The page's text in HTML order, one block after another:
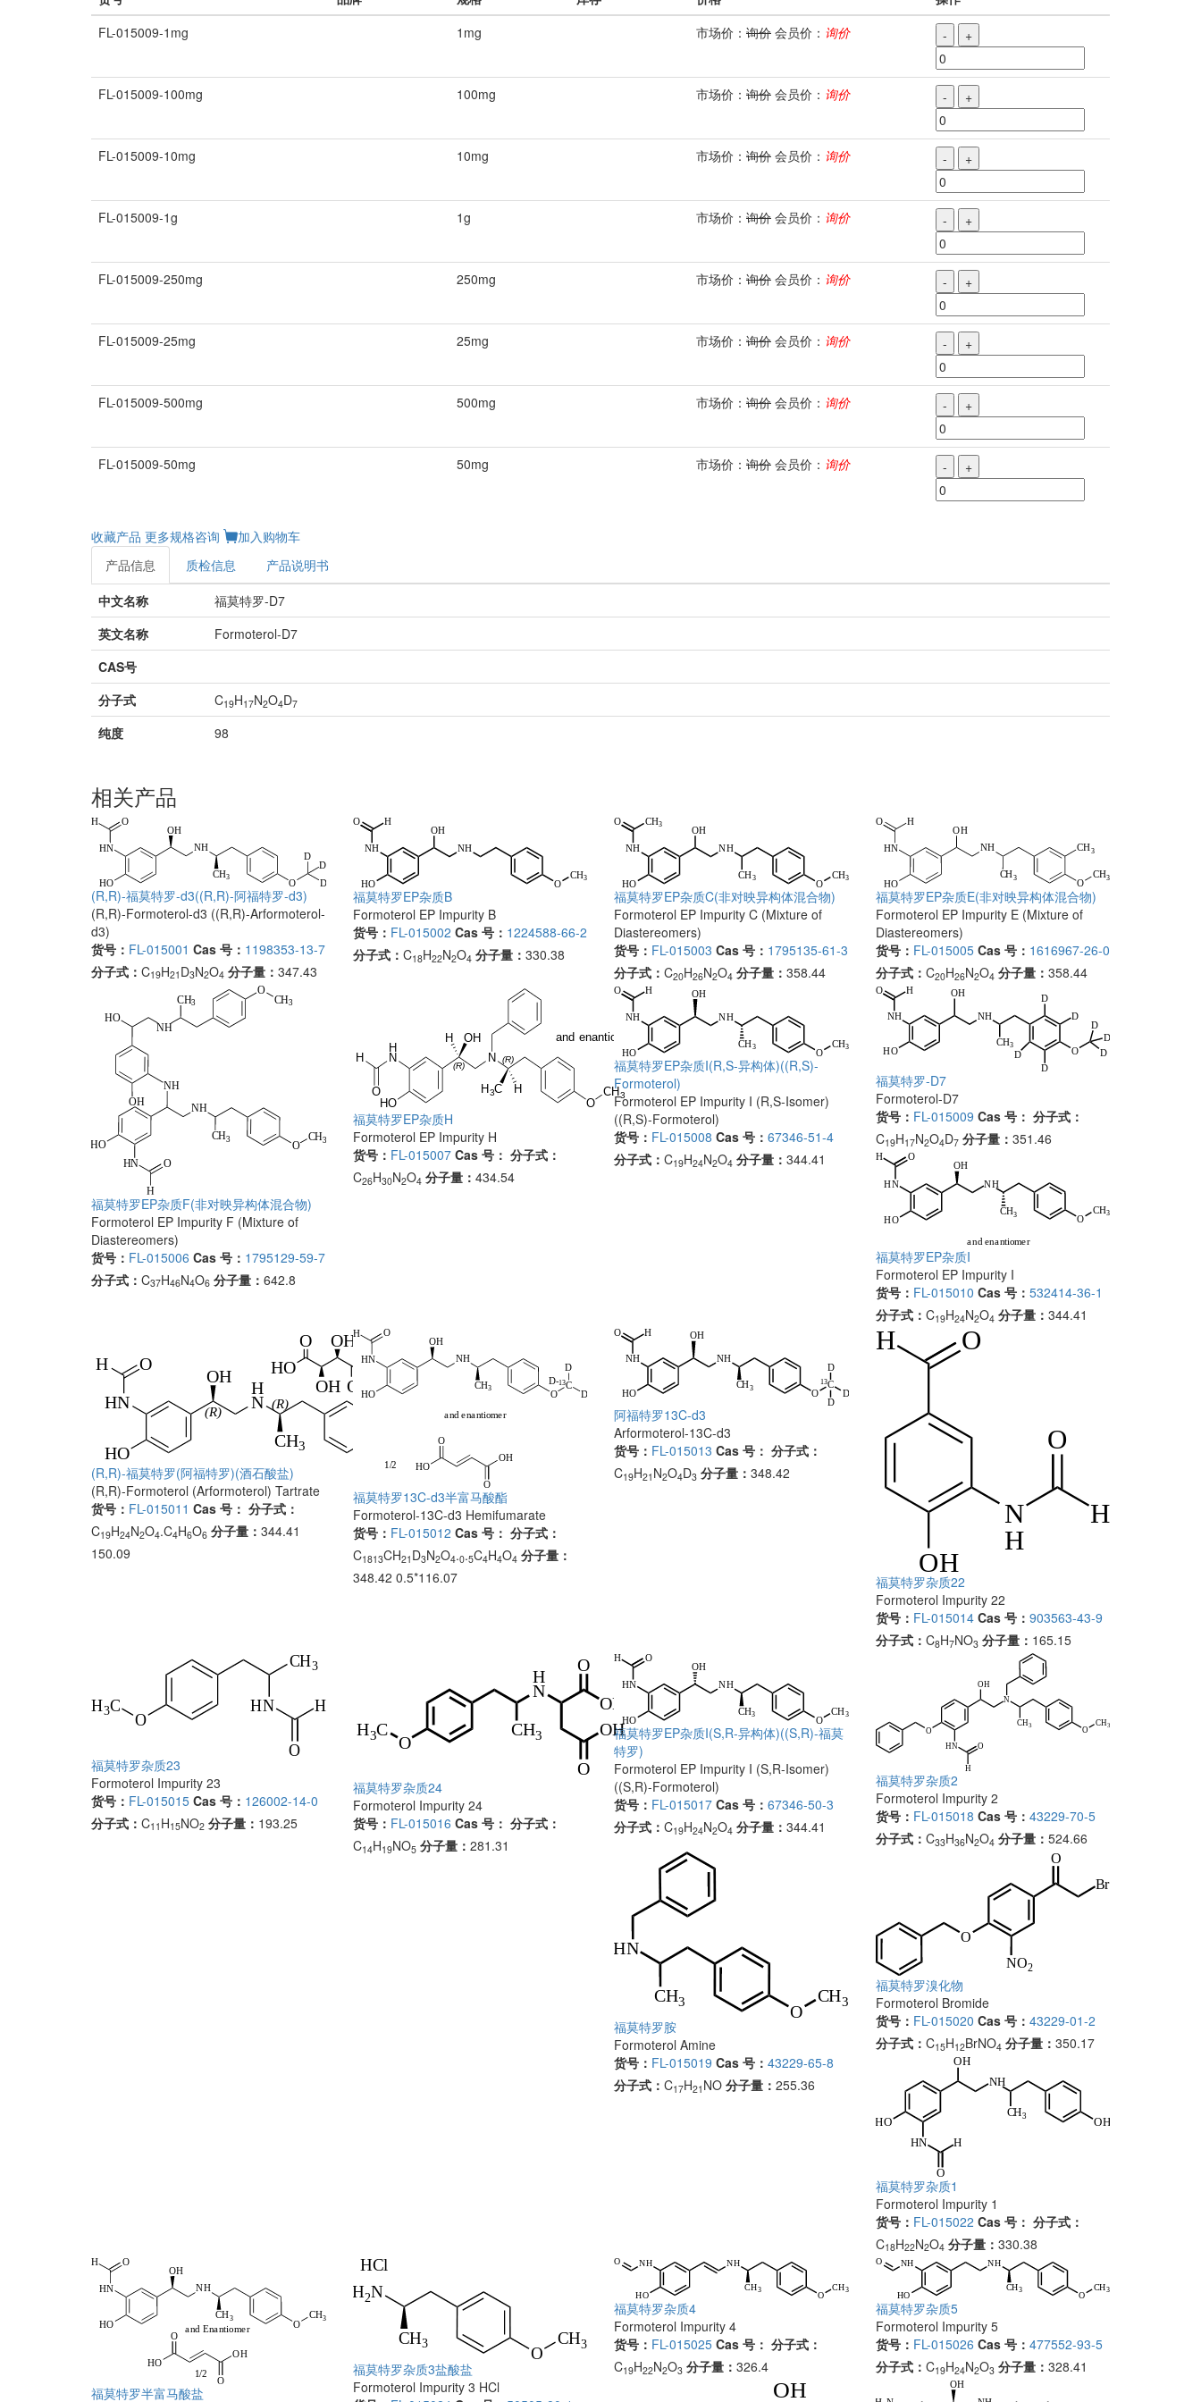
FL-015009-1mg
1mg 市场价： 询价 会员价： 询价 - +
FL-015009-100mg 100mg 市场价： 询价 会员价： 询价 - +
FL-015009-10mg 10mg 市场价： 询价 会员价： 询价 - +
FL-015009-1g 1g 市场价： 询价 会员价： 询价 - +
FL-015009-250mg 250mg 市场价： 询价 会员价： 询价 - +
FL-015009-25mg 25mg 市场价： 询价 会员价： 询价 - +
FL-015009-500mg 500mg 市场价： 询价 会员价： 询价 - +
FL-015009-50mg 50mg 市场价： 询价 会员价： 询价 - +
收藏产品 更多规格咨询
加入购物车
产品信息
质检信息
产品说明书
中文名称
福莫特罗-D7
英文名称
Formoterol-D7
CAS号
分子式
C19H17N2O4D7
纯度 98
相关产品
(R,R)-福莫特罗-d3((R,R)-阿福特罗-d3)
(R,R)-Formoterol-d3 ((R,R)-Arformoterol-
d3)
货号： FL-015001 Cas 号： 1198353-13-7
分子式： C19H21 D3N2O4 分子量： 347.43
福莫特罗EP杂质B
Formoterol EP Impurity B
货号： FL-015002 Cas 号： 1224588-66-2
分子式： C18H22N2O4 分子量： 330.38
福莫特罗EP杂质C(非对映异构体混合物)
Formoterol EP Impurity C (Mixture of
Diastereomers)
货号： FL-015003 Cas 号： 1795135-61-3
分子式： C20H26N2O4 分子量： 358.44
福莫特罗EP杂质E(非对映异构体混合物)
Formoterol EP Impurity E (Mixture of
Diastereomers)
货号： FL-015005 Cas 号： 1616967-26-0
分子式： C20H26N2O4 分子量： 358.44
福莫特罗EP杂质F(非对映异构体混合物)
Formoterol EP Impurity F (Mixture of
Diastereomers)
货号： FL-015006 Cas 号： 1795129-59-7
分子式： C37H46N4O6 分子量： 642.8
福莫特罗EP杂质H
Formoterol EP Impurity H
货号： FL-015007 Cas 号： 分子式：
C26H30N2O4 分子量： 434.54
福莫特罗EP杂质I(R,S-异构体)((R,S)-
Formoterol)
Formoterol EP Impurity I (R,S-Isomer)
((R,S)-Formoterol)
货号： FL-015008 Cas 号： 67346-51-4
分子式： C19H24N2O4 分子量： 344.41
福莫特罗-D7
Formoterol-D7
货号： FL-015009 Cas 号： 分子式：
C19H17N2O4D7 分子量： 351.46
福莫特罗EP杂质I
Formoterol EP Impurity I
货号： FL-015010 Cas 号： 532414-36-1
分子式： C19H24N2O4 分子量： 344.41
(R,R)-福莫特罗(阿福特罗)(酒石酸盐)
(R,R)-Formoterol (Arformoterol) Tartrate
货号： FL-015011 Cas 号： 分子式：
C19H24N2O4.C4H6O6 分子量： 344.41
150.09
福莫特罗13C-d3半富马酸酯
Formoterol-13C-d3 Hemifumarate
货号： FL-015012 Cas 号： 分子式：
C1813CH21 D3N2O4.0.5C4H4O4 分子量：
348.42 0.5*116.07
阿福特罗13C-d3
Arformoterol-13C-d3
货号： FL-015013 Cas 号： 分子式：
C19H21 N2O4D3 分子量： 348.42
福莫特罗杂质22
Formoterol Impurity 22
货号： FL-015014 Cas 号： 903563-43-9
分子式： C8H7NO3 分子量： 165.15
福莫特罗杂质23
Formoterol Impurity 23
货号： FL-015015 Cas 号： 126002-14-0
分子式： C11 H15NO2 分子量： 193.25
福莫特罗杂质24
Formoterol Impurity 24
货号： FL-015016 Cas 号： 分子式：
C14H19NO5 分子量： 281.31
福莫特罗EP杂质I(S,R-异构体)((S,R)-福莫
特罗)
Formoterol EP Impurity I (S,R-Isomer)
((S,R)-Formoterol)
货号： FL-015017 Cas 号： 67346-50-3
分子式： C19H24N2O4 分子量： 344.41
福莫特罗杂质2
Formoterol Impurity 2
货号： FL-015018 Cas 号： 43229-70-5
分子式： C33H36N2O4 分子量： 524.66
福莫特罗胺
Formoterol Amine
货号： FL-015019 Cas 号： 43229-65-8
分子式： C17H21 NO 分子量： 255.36
福莫特罗溴化物
Formoterol Bromide
货号： FL-015020 Cas 号： 43229-01-2
分子式： C15H12BrNO4 分子量： 350.17
福莫特罗杂质1
Formoterol Impurity 1
货号： FL-015022 Cas 号： 分子式：
C18H22N2O4 分子量： 330.38
福莫特罗半富马酸盐
福莫特罗杂质3盐酸盐
Formoterol Impurity 3 HCl
福莫特罗杂质4
Formoterol Impurity 4
货号： FL-015025 Cas 号： 分子式：
C19H22N2O3 分子量： 326.4
福莫特罗杂质5
Formoterol Impurity 5
货号： FL-015026 Cas 号： 477552-93-5
分子式： C19H24N2O3 分子量： 328.41